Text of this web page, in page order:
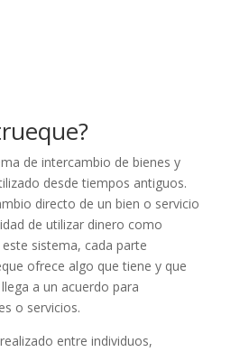
de intercambio de bienes y
desde tiempos antiguos.
directo de un bien o servicio
de utilizar dinero como
sistema, cada parte
ofrece algo que tiene y que
a un acuerdo para
o servicios.
entre individuos,